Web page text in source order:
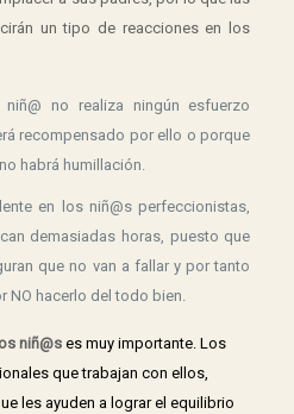
un tipo de reacciones en los
niñ@ no realiza ningún esfuerzo
recompensado por ello o porque
habrá humillación.
en los niñ@s perfeccionistas,
demasiadas horas, puesto que
que no van a fallar y por tanto
NO hacerlo del todo bien.
niñ@s es muy importante. Los
que trabajan con ellos,
les ayuden a lograr el equilibrio